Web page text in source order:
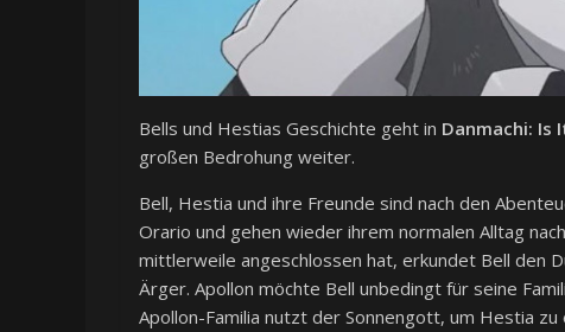
Bells und Hestias Geschichte geht in Danmachi: Is
großen Bedrohung weiter.
Bell, Hestia und ihre Freunde sind nach den
Orario und gehen wieder ihrem normalen Alltag
mittlerweile angeschlossen hat, erkundet Bell den
Ärger. Apollon möchte Bell unbedingt für seine
Apollon-Familia nutzt der Sonnengott, um Hestia